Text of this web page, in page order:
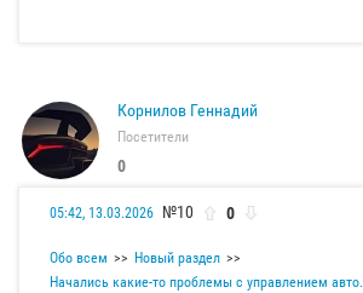
Корнилов Геннадий
Посетители
0
05:42, 13.03.2026 №10 0
Обо всем
Новый раздел
Начались какие-то проблемы с управлением авто.